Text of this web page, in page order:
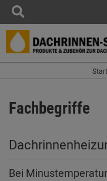
Fachbegriffe
Bei